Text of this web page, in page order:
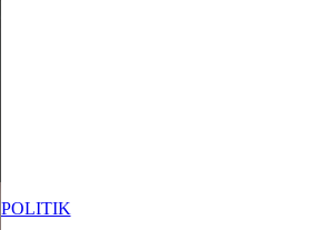
POLITIK